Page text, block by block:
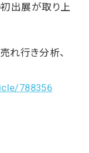
初出展が取り上
れ行き分析、
788356